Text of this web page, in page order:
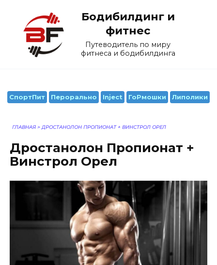
содержанию
Бодибилдинг и
фитнес
Путеводитель по миру
фитнеса и бодибилдинга
СпортПит Перорально Inject ГоРмошки Липолики
ГЛАВНАЯ > ДРОСТАНОЛОН ПРОПИОНАТ + ВИНСТРОЛ ОРЕЛ
Дростанолон Пропионат +
Винстрол Орел